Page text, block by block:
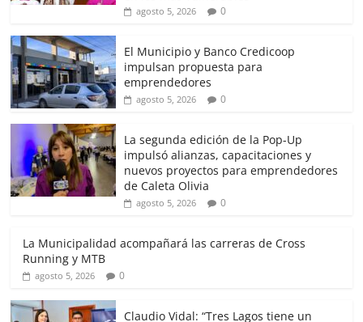
agosto 5, 2026 0
El Municipio y Banco Credicoop
impulsan propuesta para
emprendedores
agosto 5, 2026 0
La segunda edición de la Pop-Up
impulsó alianzas, capacitaciones y
nuevos proyectos para emprendedores
de Caleta Olivia
agosto 5, 2026 0
La Municipalidad acompañará las carreras de Cross
Running y MTB
agosto 5, 2026 0
Claudio Vidal: “Tres Lagos tiene un